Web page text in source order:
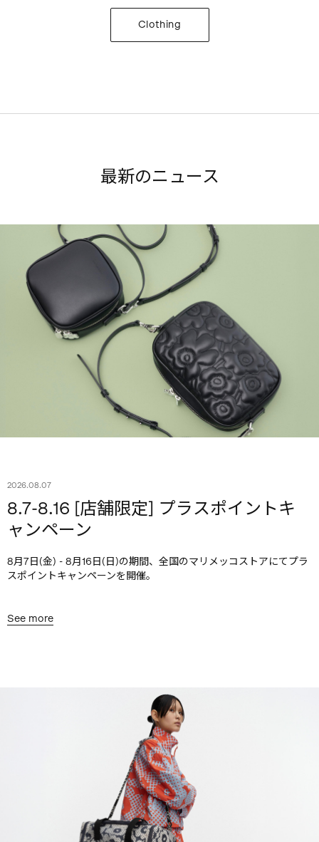
Clothing
最新のニュース
2026.08.07
8.7-8.16 [店舗限定] プラスポイントキ
ャンペーン
8月7日(金) - 8月16日(日)の期間、全国のマリメッコストアにてプラ
スポイントキャンペーンを開催。
See more